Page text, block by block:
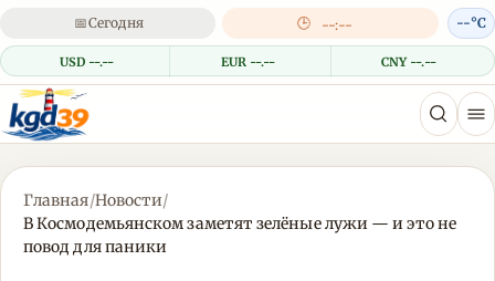
📅Сегодня 🕒 --:--
USD --.-- EUR --.-- CNY --.--
--°C
Главная/Новости/
В Космодемьянском заметят зелёные лужи — и это не
повод для паники